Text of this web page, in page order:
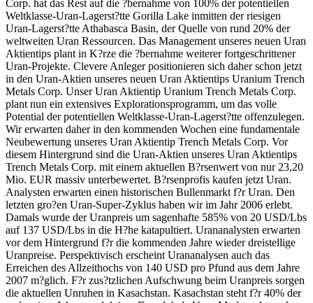
Corp. hat das Rest auf die ?bernahme von 100% der potentiellen
Weltklasse-Uran-Lagerst?tte Gorilla Lake inmitten der riesigen
Uran-Lagerst?tte Athabasca Basin, der Quelle von rund 20% der
weltweiten Uran Ressourcen. Das Management unseres neuen Uran
Aktientips plant in K?rze die ?bernahme weiterer fortgeschrittener
Uran-Projekte. Clevere Anleger positionieren sich daher schon jetzt
in den Uran-Aktien unseres neuen Uran Aktientips Uranium Trench
Metals Corp. Unser Uran Aktientip Uranium Trench Metals Corp.
plant nun ein extensives Explorationsprogramm, um das volle
Potential der potentiellen Weltklasse-Uran-Lagerst?tte offenzulegen.
Wir erwarten daher in den kommenden Wochen eine fundamentale
Neubewertung unseres Uran Aktientip Trench Metals Corp. Vor
diesem Hintergrund sind die Uran-Aktien unseres Uran Aktientips
Trench Metals Corp. mit einem aktuellen B?rsenwert von nur 23,20
Mio. EUR massiv unterbewertet. B?rsenprofis kaufen jetzt Uran.
Analysten erwarten einen historischen Bullenmarkt f?r Uran. Den
letzten gro?en Uran-Super-Zyklus haben wir im Jahr 2006 erlebt.
Damals wurde der Uranpreis um sagenhafte 585% von 20 USD/Lbs
auf 137 USD/Lbs in die H?he katapultiert. Urananalysten erwarten
vor dem Hintergrund f?r die kommenden Jahre wieder dreistellige
Uranpreise. Perspektivisch erscheint Urananalysen auch das
Erreichen des Allzeithochs von 140 USD pro Pfund aus dem Jahre
2007 m?glich. F?r zus?tzlichen Aufschwung beim Uranpreis sorgen
die aktuellen Unruhen in Kasachstan. Kasachstan steht f?r 40% der